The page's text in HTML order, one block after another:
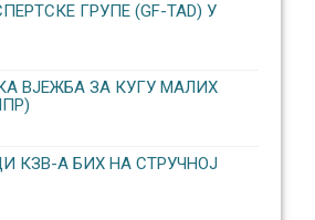
ГРУПЕ (GF-TAD) У
ВЈЕЖБА ЗА КУГУ МАЛИХ
КЗВ-А БИХ НА СТРУЧНОЈ